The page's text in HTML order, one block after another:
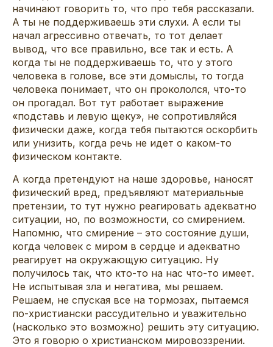
начинают говорить то, что про тебя рассказали.
А ты не поддерживаешь эти слухи. А если ты
начал агрессивно отвечать, то тот делает
вывод, что все правильно, все так и есть. А
когда ты не поддерживаешь то, что у этого
человека в голове, все эти домыслы, то тогда
человека понимает, что он прокололся, что-то
он прогадал. Вот тут работает выражение
«подставь и левую щеку», не сопротивляйся
физически даже, когда тебя пытаются оскорбить
или унизить, когда речь не идет о каком-то
физическом контакте.
А когда претендуют на наше здоровье, наносят
физический вред, предъявляют материальные
претензии, то тут нужно реагировать адекватно
ситуации, но, по возможности, со смирением.
Напомню, что смирение – это состояние души,
когда человек с миром в сердце и адекватно
реагирует на окружающую ситуацию. Ну
получилось так, что кто-то на нас что-то имеет.
Не испытывая зла и негатива, мы решаем.
Решаем, не спуская все на тормозах, пытаемся
по-христиански рассудительно и уважительно
(насколько это возможно) решить эту ситуацию.
Это я говорю о христианском мировоззрении.